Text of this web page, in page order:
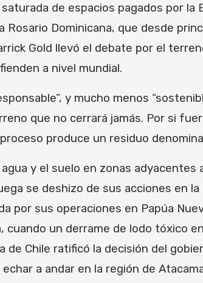
saturada de espacios pagados por
Rosario Dominicana, que desde
Gold llevó el debate por el
a nivel mundial.
y mucho menos
que no cerrará jamás. Por si
produce un residuo
y el suelo en zonas
se deshizo de sus acciones en
por sus operaciones en Papúa
un derrame de lodo tóxico
de Chile ratificó la decisión del
a andar en la región de